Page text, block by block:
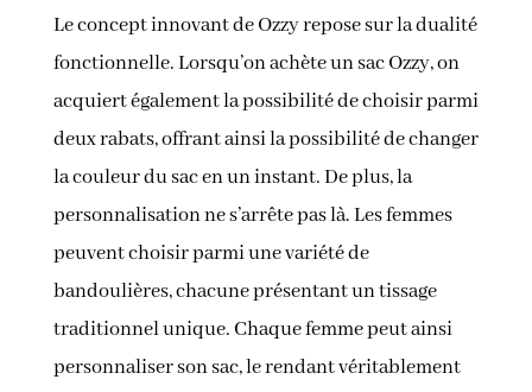
Le concept innovant de Ozzy repose sur la dualité
fonctionnelle. Lorsqu’on achète un sac Ozzy, on
acquiert également la possibilité de choisir parmi
deux rabats, offrant ainsi la possibilité de changer
la couleur du sac en un instant. De plus, la
personnalisation ne s’arrête pas là. Les femmes
peuvent choisir parmi une variété de
bandoulières, chacune présentant un tissage
traditionnel unique. Chaque femme peut ainsi
personnaliser son sac, le rendant véritablement